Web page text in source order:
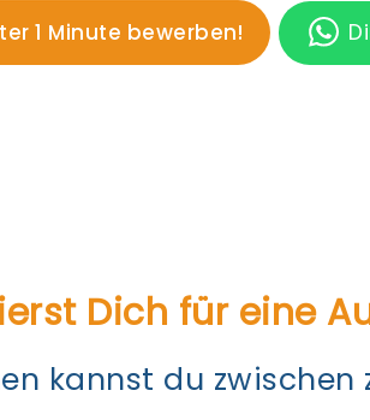
1 Minute bewerben!
Dich für eine
kannst du